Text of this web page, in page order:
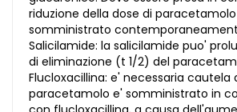
riduzione della dose di
somministrato
Salicilamide: la salicilamide puo'
di eliminazione (t 1/2) del
Flucloxacillina: e' necessaria cautela
paracetamolo e' somministrato in